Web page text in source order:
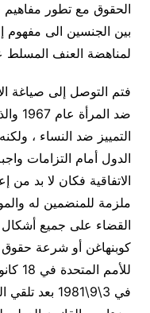
الحقوق مع تطور
بين الجنسين الى مفهوم
لمناهضة العنف المسلط
فتم التوصل إلى صياغة
ضد
التمييز ضد النساء ،
الدول أمام التزامات
الاتفاقية فكان لا بد من
ملزمة للمنضمين له
القضاء على جميع أشكال
كوبنهاغن أو شرعة حقوق
في 3\9\1981